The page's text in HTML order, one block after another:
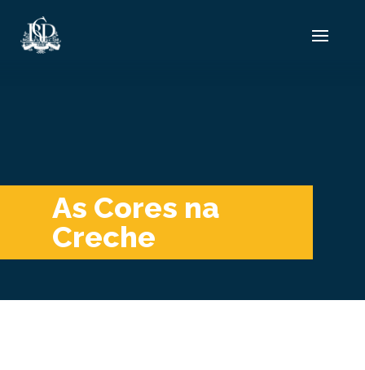
As Cores na
Creche